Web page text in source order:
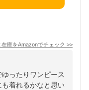
在庫をAmazonでチェック >>
ったりワンピース
着れるかなと思い